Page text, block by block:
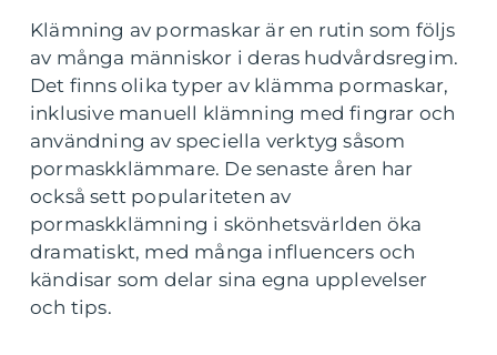
Klämning av pormaskar är en rutin som följs
av många människor i deras hudvårdsregim.
Det finns olika typer av klämma pormaskar,
inklusive manuell klämning med fingrar och
användning av speciella verktyg såsom
pormaskklämmare. De senaste åren har
också sett populariteten av
pormaskklämning i skönhetsvärlden öka
dramatiskt, med många influencers och
kändisar som delar sina egna upplevelser
och tips.